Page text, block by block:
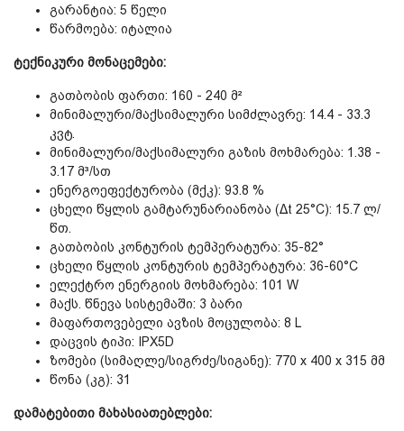
პოლიტიკა
გარანტია: 5 წელი
წარმოება: იტალია
ტექნიკური მონაცემები:
გათბობის ფართი: 160 - 240 მ²
მინიმალური/მაქსიმალური სიმძლავრე: 14.4 - 33.3
კვტ.
მინიმალური/მაქსიმალური გაზის მოხმარება: 1.38 -
3.17 მ³/სთ
ენერგოეფექტურობა (მქკ): 93.8 %
ცხელი წყლის გამტარუნარიანობა (Δt 25°C): 15.7 ლ/
წთ.
გათბობის კონტურის ტემპერატურა: 35-82°
ცხელი წყლის კონტურის ტემპერატურა: 36-60°C
ელექტრო ენერგიის მოხმარება: 101 W
მაქს. წნევა სისტემაში: 3 ბარი
მაფართოვებელი ავზის მოცულობა: 8 L
დაცვის ტიპი: IPX5D
ზომები (სიმაღლე/სიგრძე/სიგანე): 770 х 400 х 315 მმ
წონა (კგ): 31
დამატებითი მახასიათებლები: